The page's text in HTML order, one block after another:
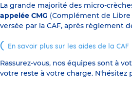
La grande majorité des micro-
appelée CMG (Complément de Libre
versée par la CAF, après règlement
En savoir plus sur les aides de la CAF
Rassurez-vous, nos équipes sont à
votre reste à votre charge. N'hésitez